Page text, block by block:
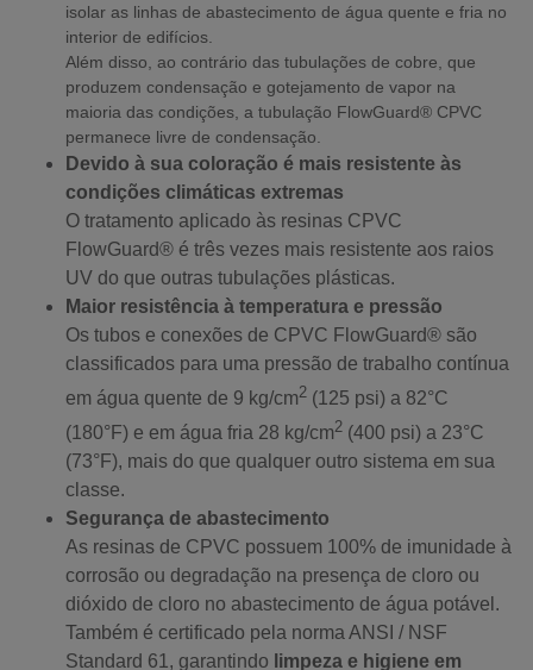
isolar as linhas de abastecimento de água quente e fria no
interior de edifícios.
Além disso, ao contrário das tubulações de cobre, que
produzem condensação e gotejamento de vapor na
maioria das condições,a tubulação FlowGuard® CPVC
permanece livre de condensação
Devido à sua coloração é mais resistente às
condições climáticas extremas
O tratamento aplicado às resinas CPVC
FlowGuard® étrês vezes mais resistente aos raios
UV do que outras tubulações plásticas.
Maior resistência à temperatura e pressão
Os tubos e conexões de CPVC FlowGuard® são
classificados para uma pressão de trabalho contínua
em água quente de 9 kg/cm2 (125 psi) a 82°C
(180°F) e em água fria 28 kg/cm2 (400 psi) a 23°C
(73°F), mais do que qualquer outro sistema em sua
classe.
Segurança de abastecimento
As resinas de CPVC possuem 100% de imunidade à
corrosão ou degradação na presença de cloro ou
dióxido de cloro no abastecimento de água potável.
Também é certificado pela norma ANSI / NSF
Standard 61, garantindo limpeza e higiene em